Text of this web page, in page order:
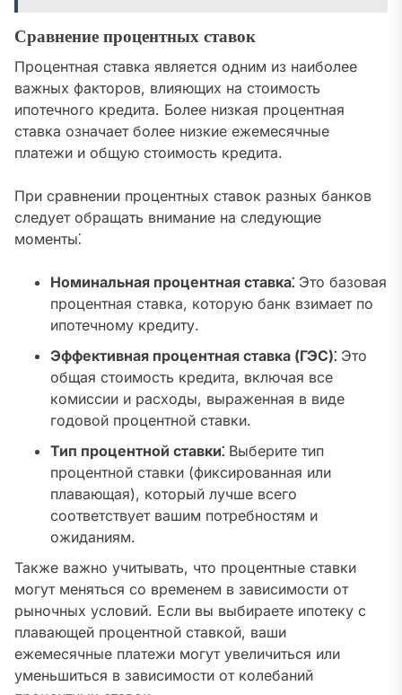
Сравнение процентных ставок
Процентная ставка является одним из наиболее
важных факторов, влияющих на стоимость
ипотечного кредита. Более низкая процентная
ставка означает более низкие ежемесячные
платежи и общую стоимость кредита.
При сравнении процентных ставок разных банков
следует обращать внимание на следующие
моменты⁚
Номинальная процентная ставка⁚ Это базовая
процентная ставка, которую банк взимает по
ипотечному кредиту.
Эффективная процентная ставка (ГЭС)⁚ Это
общая стоимость кредита, включая все
комиссии и расходы, выраженная в виде
годовой процентной ставки.
Тип процентной ставки⁚ Выберите тип
процентной ставки (фиксированная или
плавающая), который лучше всего
соответствует вашим потребностям и
ожиданиям.
Также важно учитывать, что процентные ставки
могут меняться со временем в зависимости от
рыночных условий. Если вы выбираете ипотеку с
плавающей процентной ставкой, ваши
ежемесячные платежи могут увеличиться или
уменьшиться в зависимости от колебаний